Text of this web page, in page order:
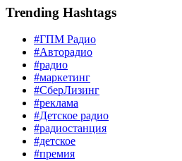
Trending Hashtags
#ГПМ Радио
#Авторадио
#радио
#маркетинг
#СберЛизинг
#реклама
#Детское радио
#радиостанция
#детское
#премия